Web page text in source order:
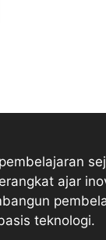
ajar
teknologi.